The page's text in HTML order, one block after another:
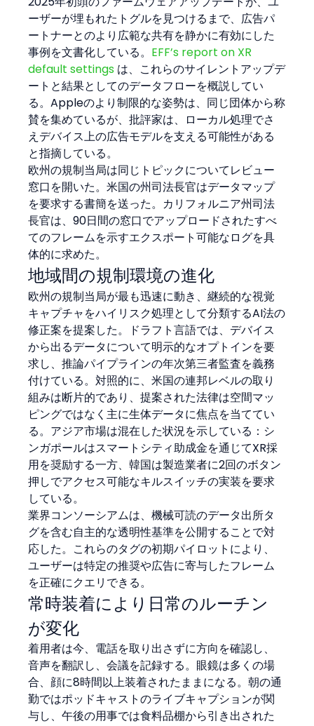
ーザーが埋もれたトグルを見つけるまで、広告パ
ートナーとのより広範な共有を静かに有効にした
事例を文書化している。 EFF’s report on XR
default settings は、これらのサイレントアップデ
ートと結果としてのデータフローを概説してい
る。Appleのより制限的な姿勢は、同じ団体から称
賛を集めているが、批評家は、ローカル処理でさ
えデバイス上の広告モデルを支える可能性がある
と指摘している。
欧州の規制当局は同じトピックについてレビュー
窓口を開いた。米国の州司法長官はデータマップ
を要求する書簡を送った。カリフォルニア州司法
長官は、90日間の窓口でアップロードされたすべ
てのフレームを示すエクスポート可能なログを具
体的に求めた。
地域間の規制環境の進化
欧州の規制当局が最も迅速に動き、継続的な視覚
キャプチャをハイリスク処理として分類するAI法の
修正案を提案した。ドラフト言語では、デバイス
から出るデータについて明示的なオプトインを要
求し、推論パイプラインの年次第三者監査を義務
付けている。対照的に、米国の連邦レベルの取り
組みは断片的であり、提案された法律は空間マッ
ピングではなく主に生体データに焦点を当ててい
る。アジア市場は混在した状況を示している：シ
ンガポールはスマートシティ助成金を通じてXR採
用を奨励する一方、韓国は製造業者に2回のボタン
押しでアクセス可能なキルスイッチの実装を要求
している。
業界コンソーシアムは、機械可読のデータ出所タ
グを含む自主的な透明性基準を公開することで対
応した。これらのタグの初期パイロットにより、
ユーザーは特定の推奨や広告に寄与したフレーム
を正確にクエリできる。
常時装着により日常のルーチン
が変化
着用者は今、電話を取り出さずに方向を確認し、
音声を翻訳し、会議を記録する。眼鏡は多くの場
合、顔に8時間以上装着されたままになる。朝の通
勤ではポッドキャストのライブキャプションが関
与し、午後の用事では食料品棚から引き出された